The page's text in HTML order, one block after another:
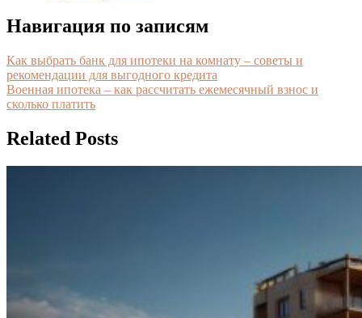
Навигация по записям
Как выбрать банк для ипотеки на комнату – советы и
рекомендации для выгодного кредита
Военная ипотека – как рассчитать ежемесячный взнос и
сколько платить
Related Posts